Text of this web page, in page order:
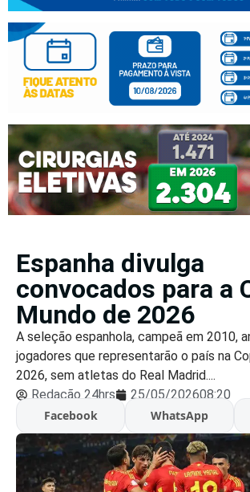
Espanha divulga
convocados para a
Mundo de 2026
A seleção espanhola, campeã em 2010,
jogadores que representarão o país na
2026, sem atletas do Real Madrid....
Redação 24hrs
25/05/202608:20
Facebook
WhatsApp